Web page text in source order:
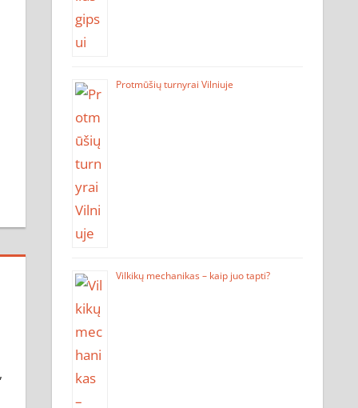
Protmūšių turnyrai Vilniuje
Vilkikų mechanikas – kaip juo tapti?